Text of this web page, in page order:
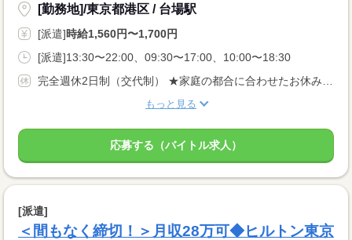
[勤務地]/東京都港区 / 台場駅
[派遣]時給1,560円〜1,700円
[派遣]13:30〜22:00、09:30〜17:00、10:00〜18:30
完全週休2日制（交代制） ★家庭の都合に合わせたお休みの調整も可能です！ プライベートの予定も立てやすい環境です。
もっと見る
応募する（バイトル求人）
[派遣]
＜間もなく締切！＞月収28万可◆ヒルトン東京